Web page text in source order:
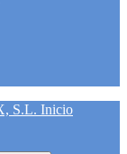
Inicio